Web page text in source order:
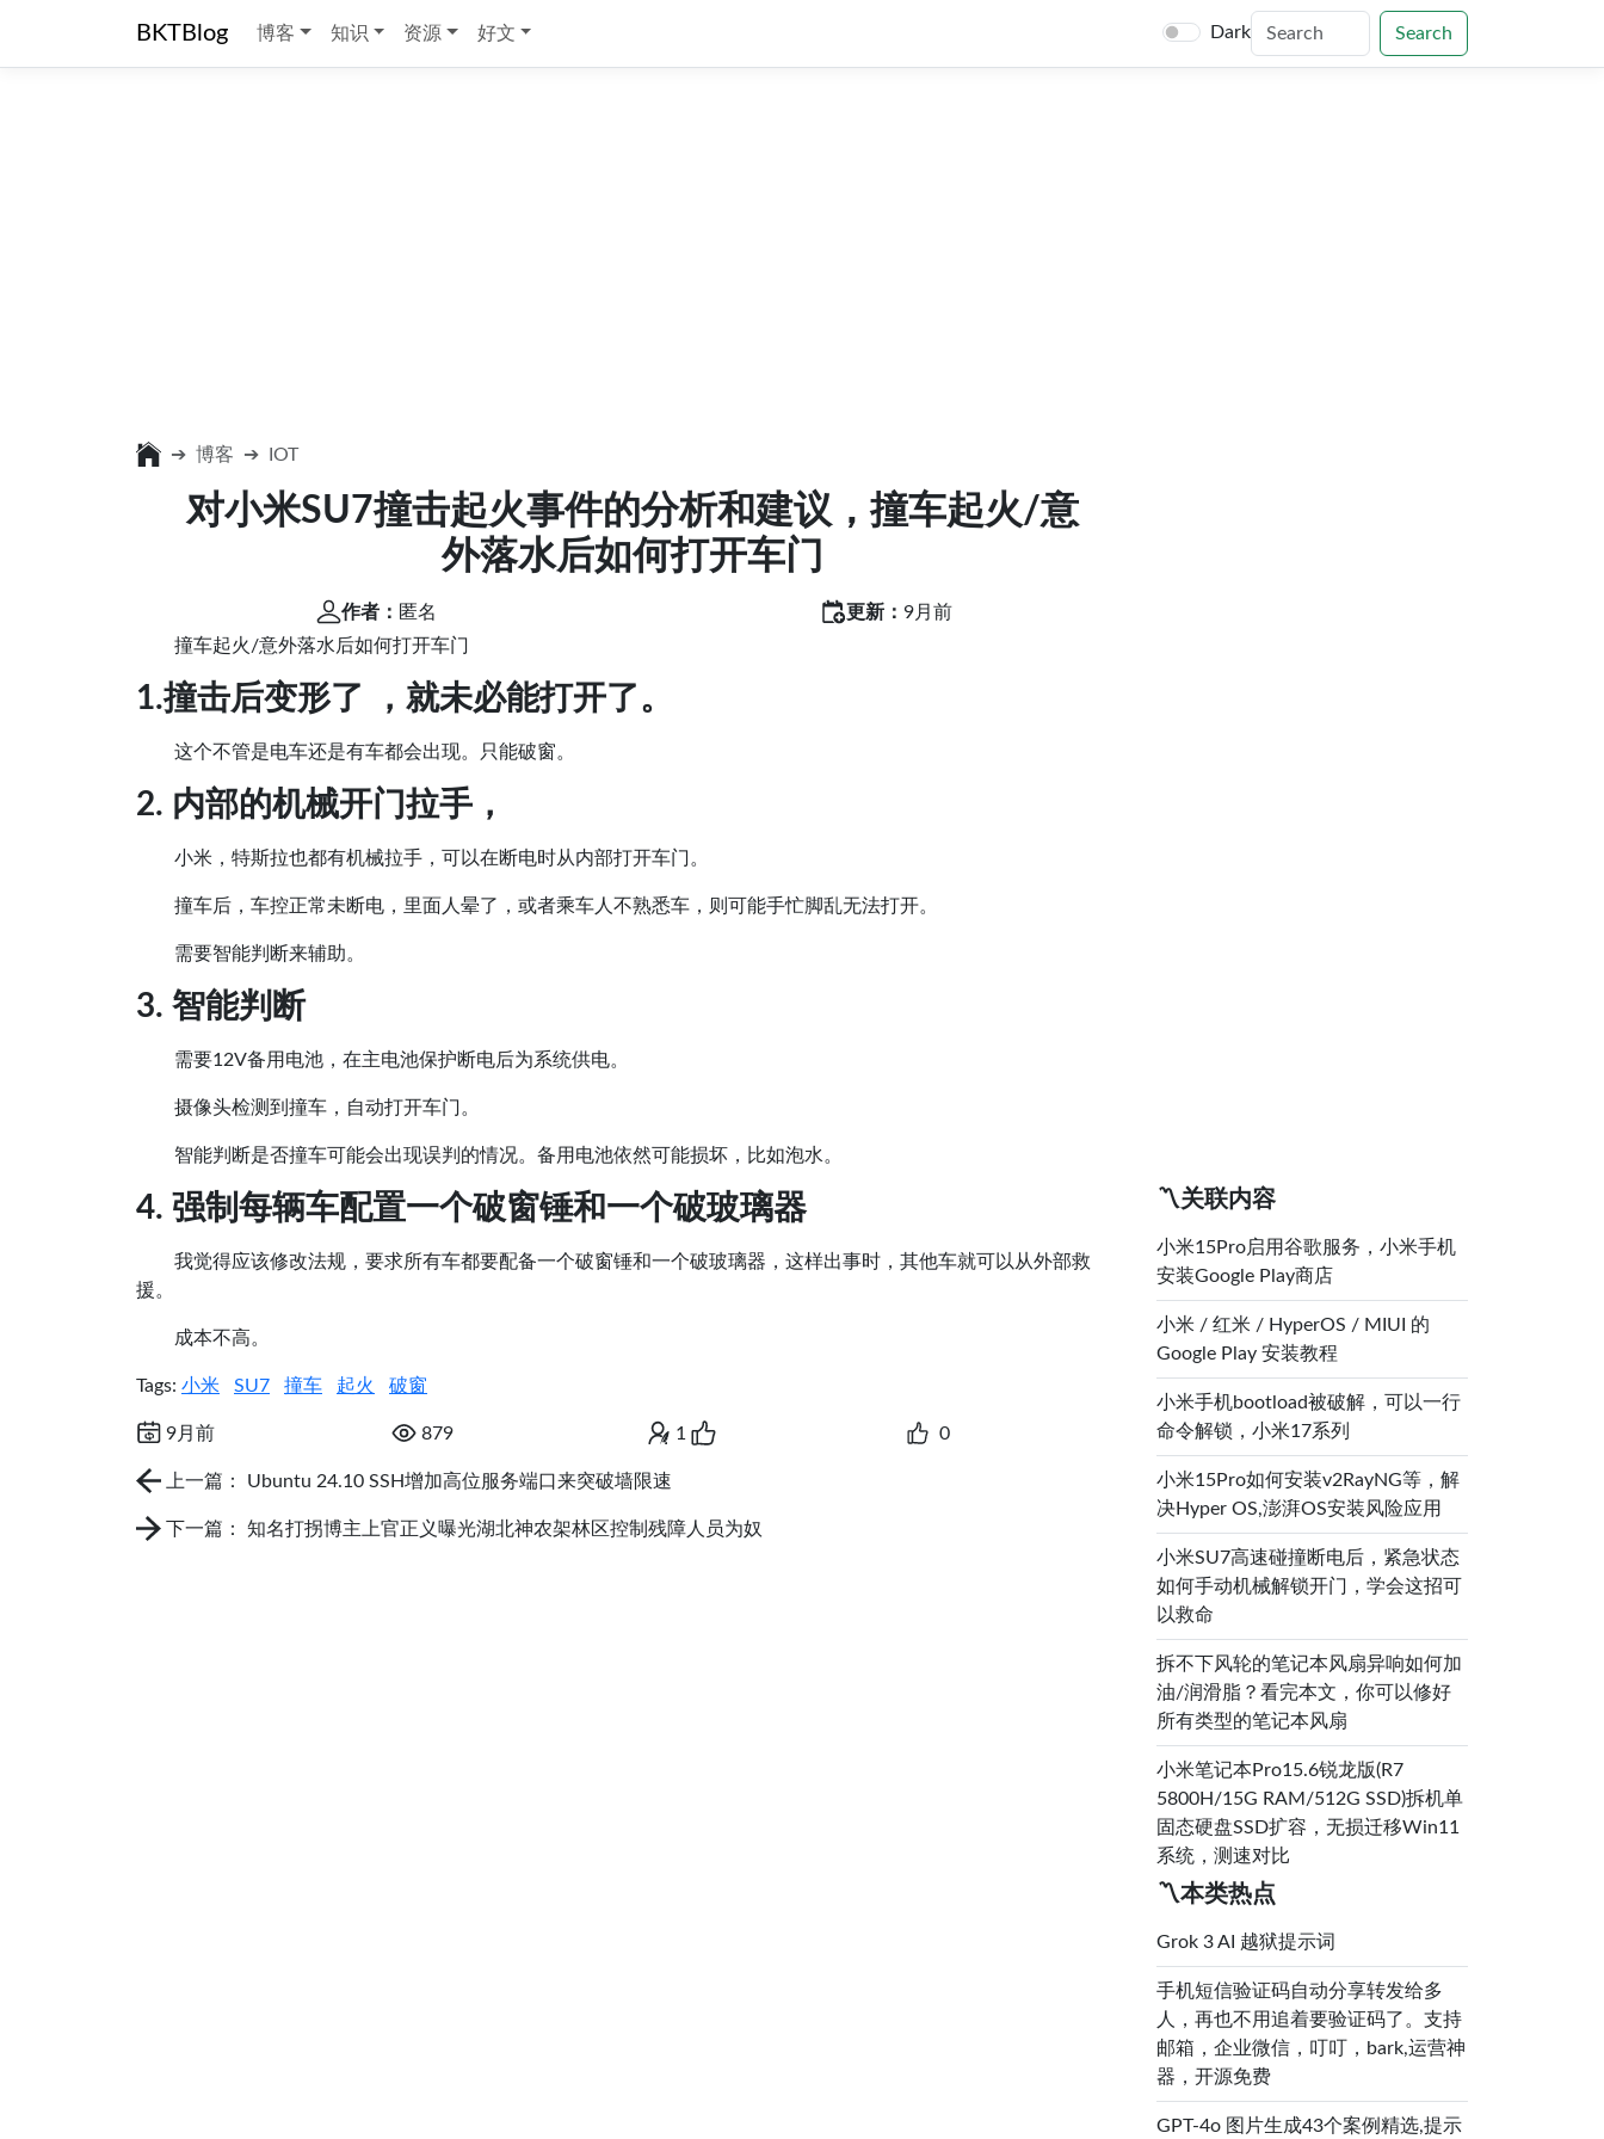
BKTBlog 博客 知识 资源 好文 Dark Search
博客 IOT
对小米SU7撞击起火事件的分析和建议，撞车起火/意
外落水后如何打开车门
作者： 匿名 更新： 9月前
撞车起火/意外落水后如何打开车门
1.撞击后变形了 ，就未必能打开了。
这个不管是电车还是有车都会出现。只能破窗。
2. 内部的机械开门拉手，
小米，特斯拉也都有机械拉手，可以在断电时从内部打开车门。
撞车后，车控正常未断电，里面人晕了，或者乘车人不熟悉车，则可能手忙脚乱无法打开。
需要智能判断来辅助。
3. 智能判断
需要12V备用电池，在主电池保护断电后为系统供电。
摄像头检测到撞车，自动打开车门。
智能判断是否撞车可能会出现误判的情况。备用电池依然可能损坏，比如泡水。
4. 强制每辆车配置一个破窗锤和一个破玻璃器
我觉得应该修改法规，要求所有车都要配备一个破窗锤和一个破玻璃器，这样出事时，其他车就可以从外部救
援。
成本不高。
Tags: 小米 SU7 撞车 起火 破窗
9月前 879 1 0
上一篇： Ubuntu 24.10 SSH增加高位服务端口来突破墙限速
下一篇： 知名打拐博主上官正义曝光湖北神农架林区控制残障人员为奴
〽️关联内容
小米15Pro启用谷歌服务，小米手机
安装Google Play商店
小米 / 红米 / HyperOS / MIUI 的
Google Play 安装教程
小米手机bootload被破解，可以一行
命令解锁，小米17系列
小米15Pro如何安装v2RayNG等，解
决Hyper OS,澎湃OS安装风险应用
小米SU7高速碰撞断电后，紧急状态
如何手动机械解锁开门，学会这招可
以救命
拆不下风轮的笔记本风扇异响如何加
油/润滑脂？看完本文，你可以修好
所有类型的笔记本风扇
小米笔记本Pro15.6锐龙版(R7
5800H/15G RAM/512G SSD)拆机单
固态硬盘SSD扩容，无损迁移Win11
系统，测速对比
〽️本类热点
Grok 3 AI 越狱提示词
手机短信验证码自动分享转发给多
人，再也不用追着要验证码了。支持
邮箱，企业微信，叮叮，bark,运营神
器，开源免费
GPT‑4o 图片生成43个案例精选,提示